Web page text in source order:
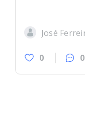
José
0 0